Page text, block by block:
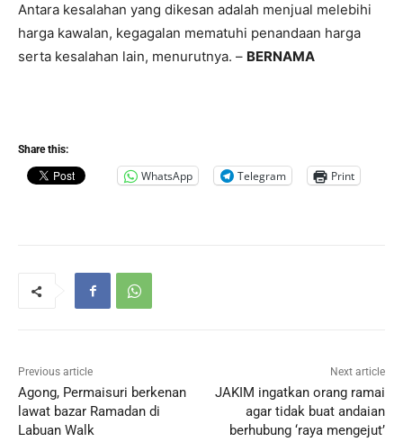
Antara kesalahan yang dikesan adalah menjual melebihi
harga kawalan, kegagalan mematuhi penandaan harga
serta kesalahan lain, menurutnya. – BERNAMA
Share this:
WhatsApp Telegram Print
Previous article
Agong, Permaisuri berkenan
lawat bazar Ramadan di
Labuan Walk
Next article
JAKIM ingatkan orang ramai
agar tidak buat andaian
berhubung ‘raya mengejut’